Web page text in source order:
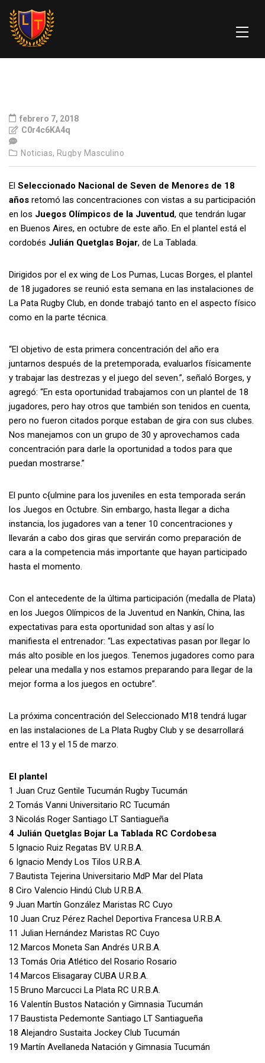
febrero 7, 2018
C0r4c6KA4q
Noticias, Rugby Masculino
El Seleccionado Nacional de Seven de Menores de 18
años retomó las concentraciones con vistas a su participación
en los Juegos Olímpicos de la Juventud, que tendrán lugar
en Buenos Aires, en octubre de este año. En el plantel está el
cordobés Julián Quetglas Bojar, de La Tablada.
Dirigidos por el ex wing de Los Pumas, Lucas Borges, el plantel
de 18 jugadores se reunió esta semana en las instalaciones de
La Pata Rugby Club, en donde trabajó tanto en el aspecto físico
como en la parte técnica.
“El objetivo de esta primera concentración del año era
juntarnos después de la pretemporada, evaluarlos físicamente
y trabajar las destrezas y el juego del seven.”, señaló Borges, y
agregó: “En esta oportunidad trabajamos con un plantel de 18
jugadores, pero hay otros que también son tenidos en cuenta,
pero no fueron citados porque estaban de gira con sus clubes.
Nos manejamos con un grupo de 30 y aprovechamos cada
concentración para darle la oportunidad a todos para que
puedan mostrarse.”
El punto c{ulmine para los juveniles en esta temporada serán
los Juegos en Octubre. Sin embargo, hasta llegar a dicha
instancia, los jugadores van a tener 10 concentraciones y
llevarán a cabo dos giras que servirán como preparación de
cara a la competencia más importante que hayan participado
hasta el momento.
Con el antecedente de la última participación (medalla de Plata)
en los Juegos Olímpicos de la Juventud en Nankín, China, las
expectativas para esta oportunidad son altas y así lo
manifiesta el entrenador: “Las expectativas pasan por llegar lo
más alto posible en los juegos. Tenemos jugadores como para
pelear una medalla y nos estamos preparando para llegar de la
mejor forma a los juegos en octubre”.
La próxima concentración del Seleccionado M18 tendrá lugar
en las instalaciones de La Plata Rugby Club y se desarrollará
entre el 13 y el 15 de marzo.
El plantel
1 Juan Cruz Gentile Tucumán Rugby Tucumán
2 Tomás Vanni Universitario RC Tucumán
3 Nicolás Roger Santiago LT Santiagueña
4 Julián Quetglas Bojar La Tablada RC Cordobesa
5 Ignacio Ruiz Regatas BV. U.R.B.A.
6 Ignacio Mendy Los Tilos U.R.B.A.
7 Bautista Tejerina Universitario MdP Mar del Plata
8 Ciro Valencio Hindú Club U.R.B.A.
9 Juan Martín González Maristas RC Cuyo
10 Juan Cruz Pérez Rachel Deportiva Francesa U.R.B.A.
11 Julian Hernández Maristas RC Cuyo
12 Marcos Moneta San Andrés U.R.B.A.
13 Tomás Oria Atlético del Rosario Rosario
14 Marcos Elisagaray CUBA U.R.B.A.
15 Bruno Marcucci La Plata RC U.R.B.A.
16 Valentín Bustos Natación y Gimnasia Tucumán
17 Baustista Pedemonte Santiago LT Santiagueña
18 Alejandro Sustaita Jockey Club Tucumán
19 Martín Avellaneda Natación y Gimnasia Tucumán